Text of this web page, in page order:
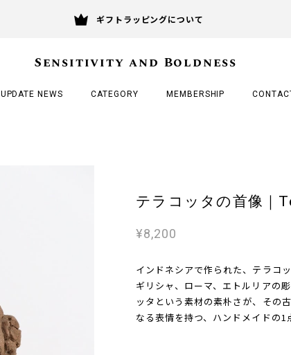
ギフトラッピングについて
Sensitivity and Boldness
UPDATE NEWS CATEGORY MEMBERSHIP
テラコッタの首像｜
¥8,200
インドネシアで作られた、テラコッ
ギリシャ、ローマ、エトルリアの
ッタという素材の素朴さが、その
なる表情を持つ、ハンドメイドの1